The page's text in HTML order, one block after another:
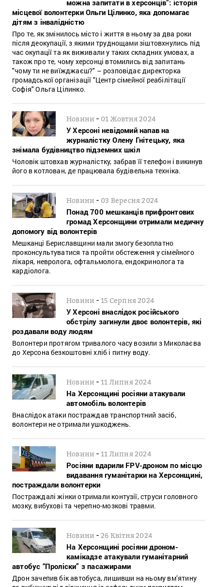
можна запитати в херсонців”: історія
місцевої волонтерки Ольги Цілинко, яка допомагає
дітям з інвалідністю
Про те, як змінилось місто і життя в ньому за два роки
після деокупації, з якими труднощами зіштовхнулись під
час окупації та як виживали у таких складних умовах, а
також про те, чому херсонці втомились від запитань
"чому ти не виїжджаєш?" – розповідає директорка
громадської організації "Центр сімейної реабілітації
Софія" Ольга Цілинко.
Новини - 01 Жовтня 2024
У Херсоні невідомий напав на
журналістку Олену Гнітецьку, яка
знімала будівництво підземних шкіл
Чоловік штовхав журналістку, забрав її телефон і викинув
його в котлован, де працювала будівельна техніка.
Новини - 03 Вересня 2024
Понад 700 мешканців прифронтових
громад Херсонщини отримали медичну
допомогу від волонтерів
Мешканці Бериславщини мали змогу безоплатно
проконсультуватися та пройти обстеження у сімейного
лікаря, невролога, офтальмолога, ендокринолога та
кардіолога.
Новини -15 Серпня 2024
У Херсоні внаслідок російського
обстрілу загинули двоє волонтерів, які
роздавали воду людям
Волонтери протягом тривалого часу возили з Миколаєва
до Херсона безкоштовні хліб і питну воду.
Новини -11 Липня 2024
На Херсонщині росіяни атакували
автомобіль волонтерів
Внаслідок атаки постраждав транспортний засіб,
волонтери не отримали ушкоджень.
Новини -11 Липня 2024
Росіяни вдарили FPV-дроном по місцю
видавання гуманітарки на Херсонщині,
постраждали волонтерки
Постраждалі жінки отримали контузії, струси головного
мозку, вибухові та черепно-мозкові травми.
Новини -26 Квітня 2024
На Херсонщині росіяни дроном-
камікадзе атакували гуманітарний
автобус “Проліски” з пасажирами
Дрон зачепив бік автобуса, лишивши на ньому вм’ятину